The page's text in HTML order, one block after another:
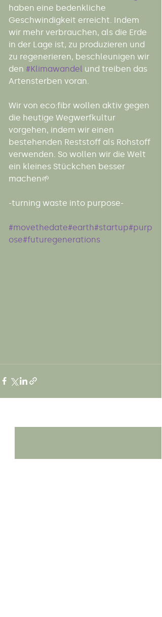
haben eine bedenkliche
Geschwindigkeit erreicht. Indem
wir mehr verbrauchen, als die Erde
in der Lage ist, zu produzieren und
zu regenerieren, beschleunigen wir
den #Klimawandel und treiben das
Artensterben voran.
Wir von eco:fibr wollen aktiv gegen
die heutige Wegwerfkultur
vorgehen, indem wir einen
bestehenden Reststoff als Rohstoff
verwenden. So wollen wir die Welt
ein kleines Stückchen besser
machen🌱
-turning waste into purpose-
#movethedate#earth#startup#purp
ose#futuregenerations